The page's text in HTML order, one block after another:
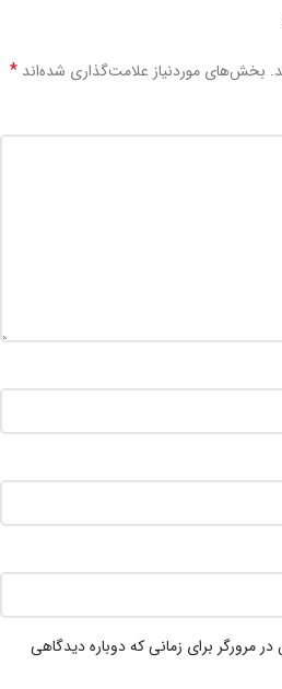
بخش‌های موردنیاز علامت‌گذاری شده‌اند *
مرورگر برای زمانی که دوباره دیدگاهی